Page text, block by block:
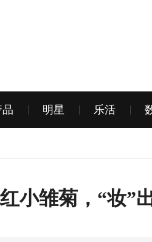
品 明星 乐活
小雏菊，“妆”